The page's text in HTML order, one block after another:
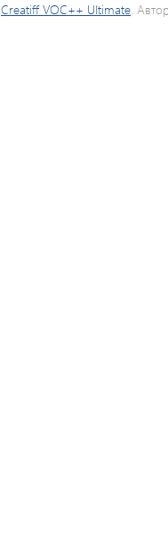
Creatiff VOC++ Ultimate.